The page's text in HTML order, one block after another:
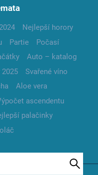
Nejlepší horory
Partie
Počasí
Auto – katalog
Svařené víno
Aloe vera
ascendentu
palačinky